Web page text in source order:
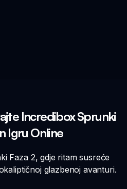
Incredibox Sprunki
Igru Online
Faza 2, gdje ritam susreće
glazbenoj avanturi.